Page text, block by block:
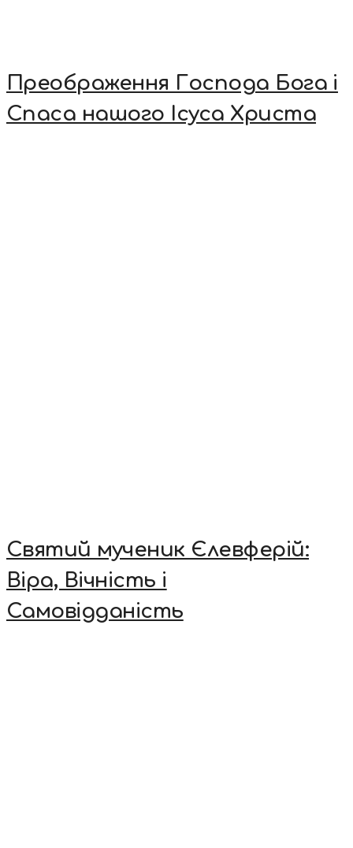
Преображення Господа Бога і
Спаса нашого Ісуса Христа
Святий мученик Єлевферій:
Віра, Вічність і
Самовідданість